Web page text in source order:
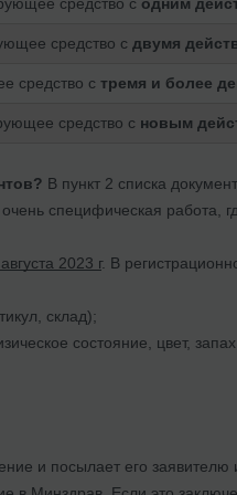
средство с двумя
средство с тремя и более
средство с новым
В пункт 2 списка
специфическая работа,
2023 г. В
склад);
состояние, цвет,
и посылает его